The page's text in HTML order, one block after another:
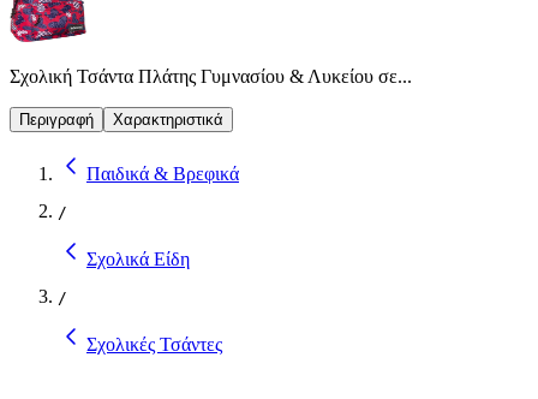
Σχολική Τσάντα Πλάτης Γυμνασίου & Λυκείου σε...
Περιγραφή Χαρακτηριστικά
Παιδικά & Βρεφικά
/
Σχολικά Είδη
/
Σχολικές Τσάντες